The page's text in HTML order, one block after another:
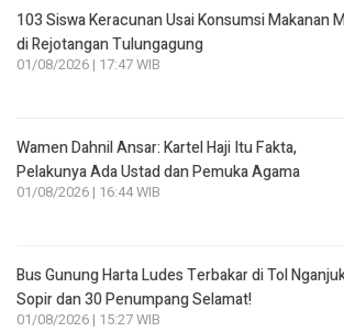
103 Siswa Keracunan Usai Konsumsi Makanan
di Rejotangan Tulungagung
01/08/2026 | 17:47 WIB
Wamen Dahnil Ansar: Kartel Haji Itu Fakta,
Pelakunya Ada Ustad dan Pemuka Agama
01/08/2026 | 16:44 WIB
Bus Gunung Harta Ludes Terbakar di Tol
Sopir dan 30 Penumpang Selamat!
01/08/2026 | 15:27 WIB